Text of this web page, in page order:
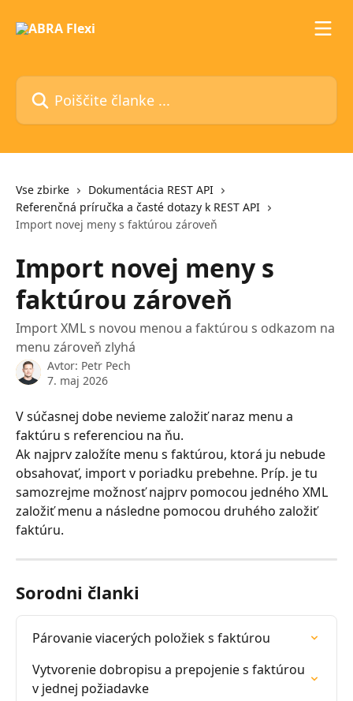
Poiščite članke ...
Vse zbirke
Dokumentácia REST API
Referenčná príručka a časté dotazy k REST API
Import novej meny s faktúrou zároveň
Import novej meny s
faktúrou zároveň
Import XML s novou menou a faktúrou s odkazom na
menu zároveň zlyhá
Avtor: Petr Pech
7. maj 2026
V súčasnej dobe nevieme založiť naraz menu a
faktúru s referenciou na ňu.
Ak najprv založíte menu s faktúrou, ktorá ju nebude
obsahovať, import v poriadku prebehne. Príp. je tu
samozrejme možnosť najprv pomocou jedného XML
založiť menu a následne pomocou druhého založiť
faktúru.
Sorodni članki
Párovanie viacerých položiek s faktúrou
Vytvorenie dobropisu a prepojenie s faktúrou
v jednej požiadavke